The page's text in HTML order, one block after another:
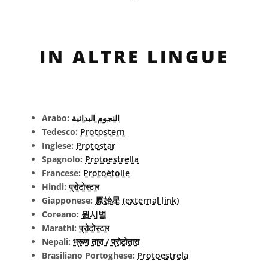
IN ALTRE LINGUE
Arabo: النجوم البدائية
Tedesco: Protostern
Inglese: Protostar
Spagnolo: Protoestrella
Francese: Protoétoile
Hindi:प्रोटोस्टार
Giapponese: 原始星 (external link)
Coreano: 원시별
Marathi:प्रोटोस्टार
Nepali: भ्रूण तारा / प्रोटोतारा
Brasiliano Portoghese: Protoestrela